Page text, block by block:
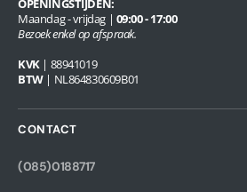
OPENINGSTIJDEN:
Maandag - vrijdag | 09:00 - 17:00
Bezoek enkel op afspraak.
KVK| 88941019
BTW| NL864830609B01
CONTACT
(085)0188717